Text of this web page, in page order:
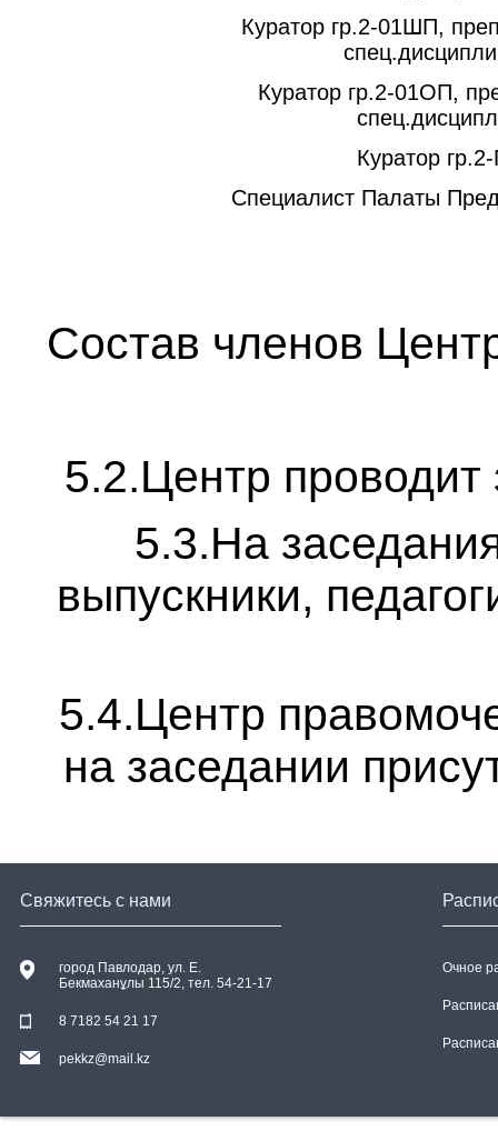
Куратор гр.2-01ШП,
Куратор гр.2-01ОП,
Куратор
Специалист Палаты
Состав членов
5.2.Центр
5.3.На
выпускники,
5.4.Центр
на заседании
Свяжитесь с нами
город Павлодар, ул. E.
Бекмаханұлы 115/2, тел. 54-21-17
8 7182 54 21 17
pekkz@mail.kz
Очное